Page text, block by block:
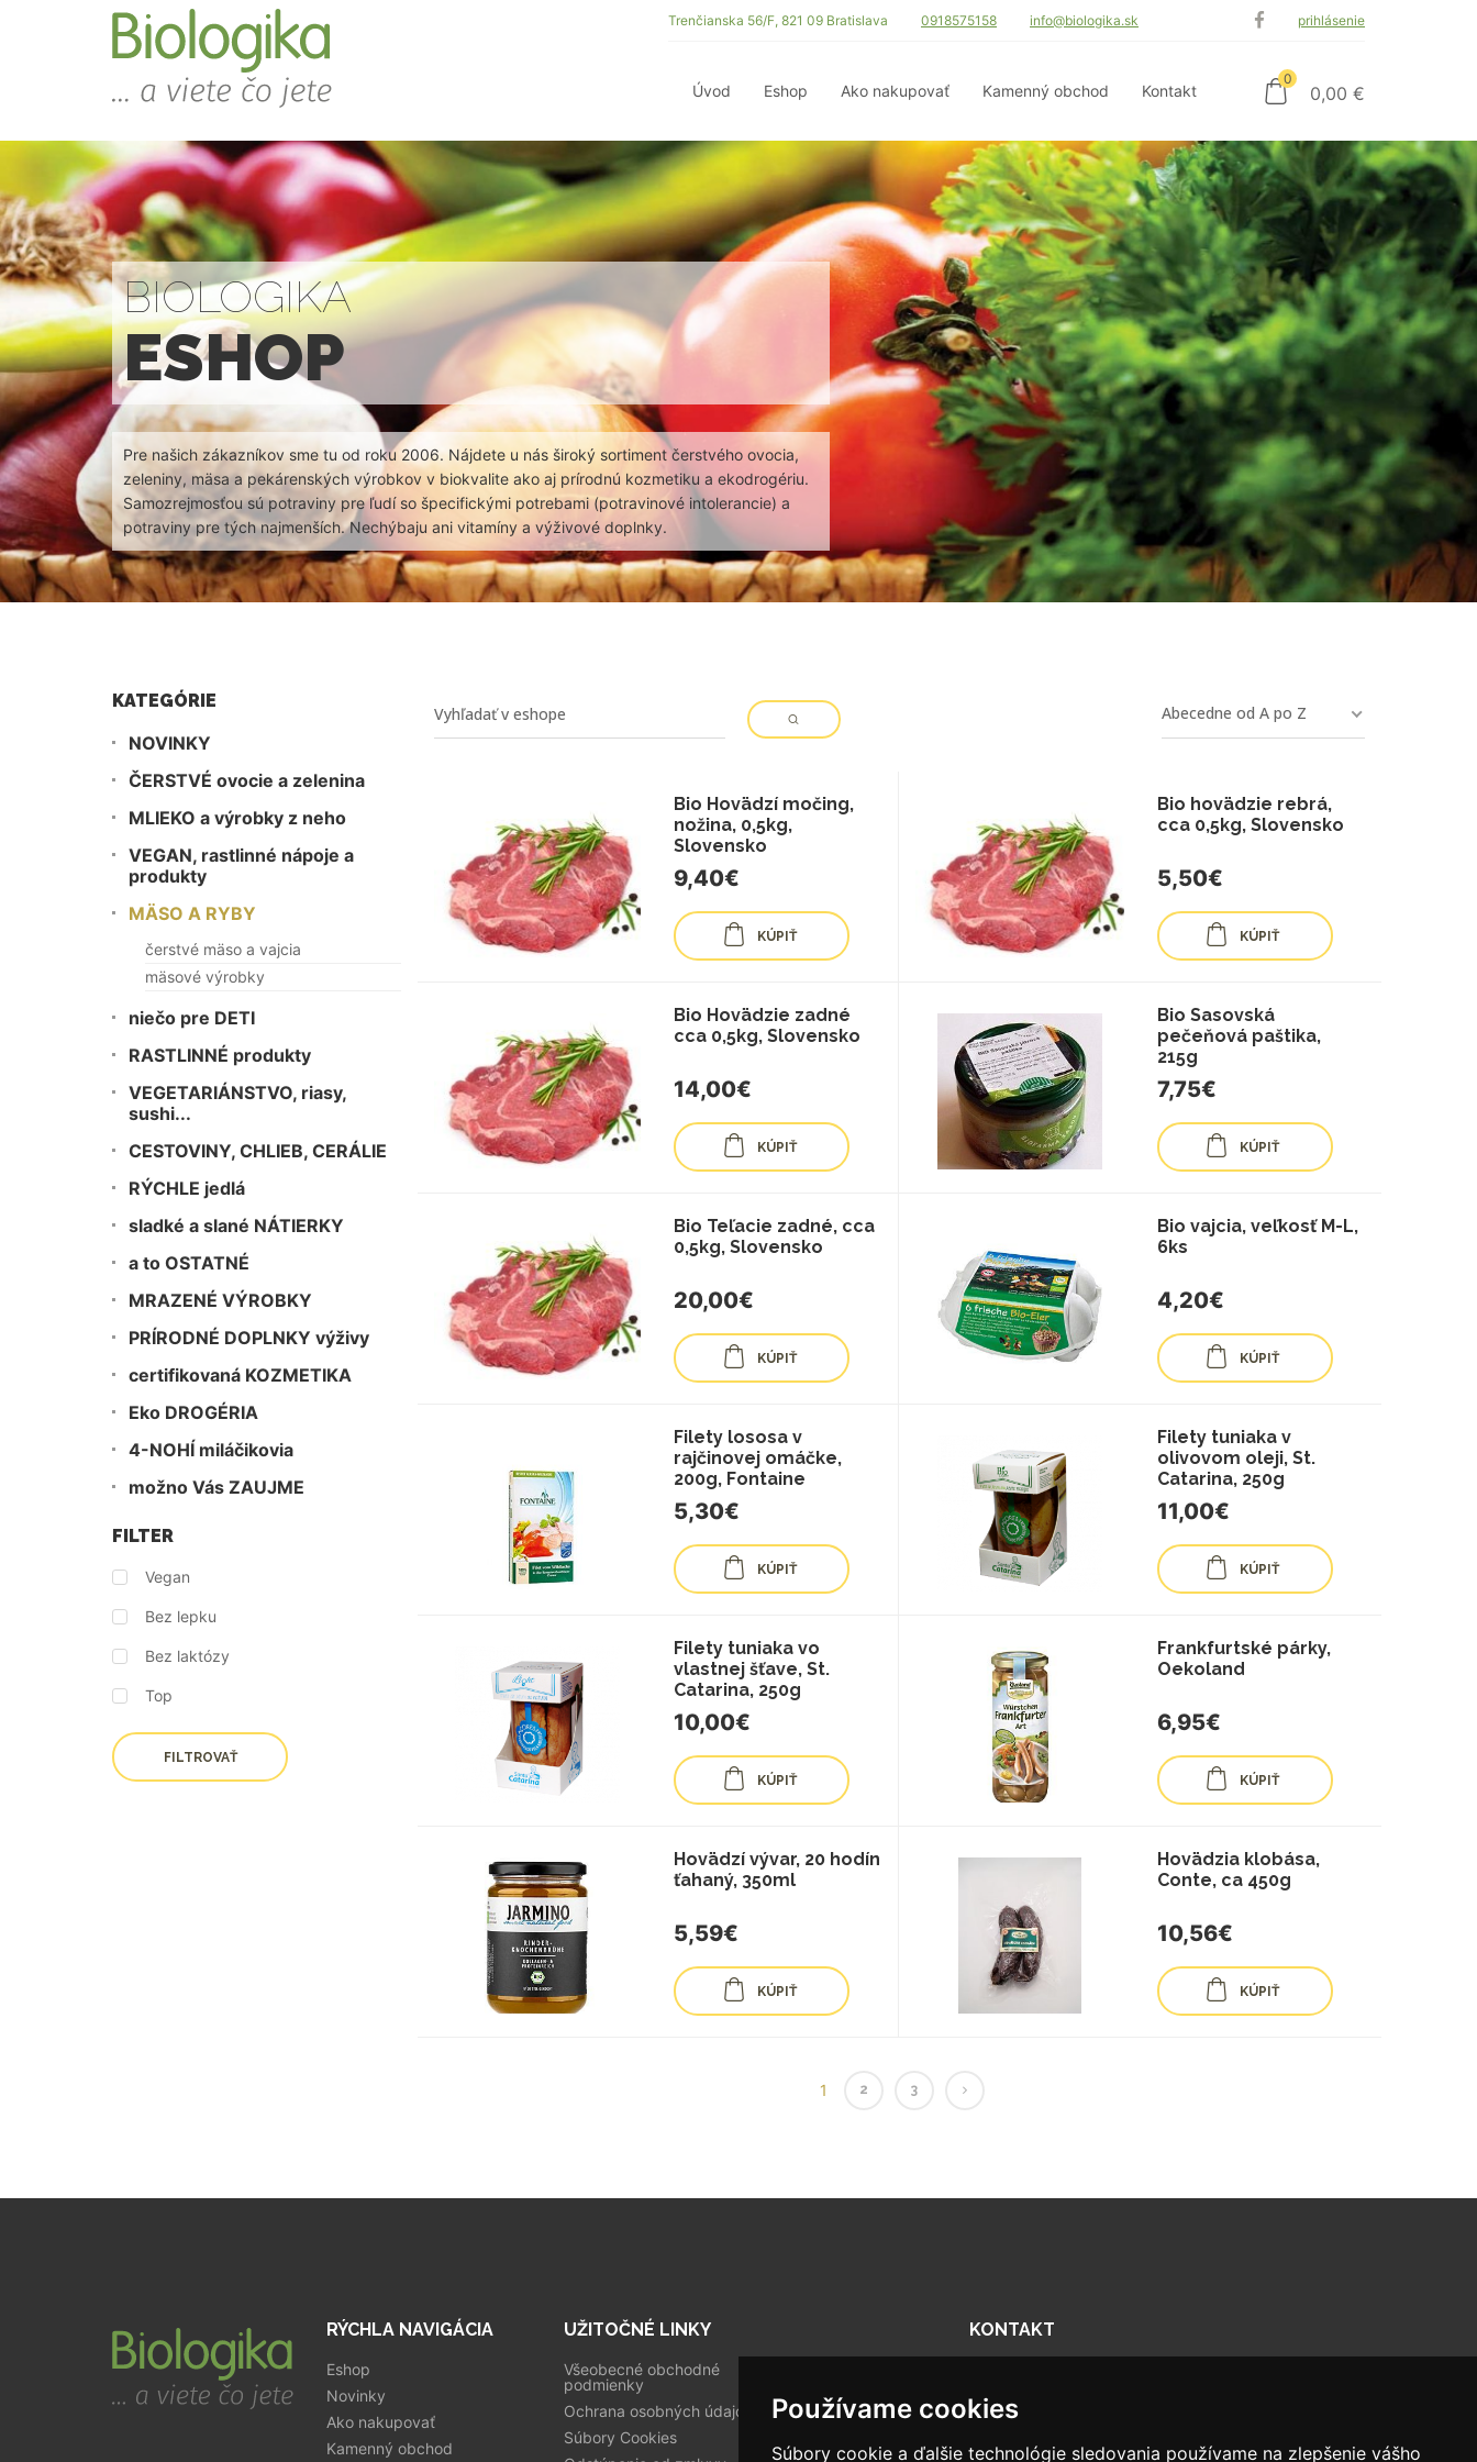
Používame cookies
Súbory cookie a ďalšie technológie sledovania používame na zlepšenie vášho
Úvod Eshop Ako nakupovať Kamenný obchod Kontakt
0
0,00 €
Trenčianska 56/F, 821 09 Bratislava 0918575158 info@biologika.sk prihlásenie
BIOLOGIKA
ESHOP
Pre našich zákazníkov sme tu od roku 2006. Nájdete u nás široký sortiment čerstvého ovocia,
zeleniny, mäsa a pekárenských výrobkov v biokvalite ako aj prírodnú kozmetiku a ekodrogériu.
Samozrejmosťou sú potraviny pre ľudí so špecifickými potrebami (potravinové intolerancie) a
potraviny pre tých najmenších. Nechýbaju ani vitamíny a výživové doplnky.
KATEGÓRIE
NOVINKY
ČERSTVÉ ovocie a zelenina
MLIEKO a výrobky z neho
VEGAN, rastlinné nápoje a
produkty
MÄSO A RYBY
čerstvé mäso a vajcia
mäsové výrobky
niečo pre DETI
RASTLINNÉ produkty
VEGETARIÁNSTVO, riasy,
sushi...
CESTOVINY, CHLIEB, CERÁLIE
RÝCHLE jedlá
sladké a slané NÁTIERKY
a to OSTATNÉ
MRAZENÉ VÝROBKY
PRÍRODNÉ DOPLNKY výživy
certifikovaná KOZMETIKA
Eko DROGÉRIA
4-NOHÍ miláčikovia
možno Vás ZAUJME
FILTER
Vegan
Bez lepku
Bez laktózy
Top
FILTROVAŤ
Abecedne od A po Z
Bio Hovädzí močing,
nožina, 0,5kg,
Slovensko
9,40€
KÚPIŤ
Bio hovädzie rebrá,
cca 0,5kg, Slovensko
5,50€
KÚPIŤ
Bio Hovädzie zadné
cca 0,5kg, Slovensko
14,00€
KÚPIŤ
Bio Sasovská
pečeňová paštika,
215g
7,75€
KÚPIŤ
Bio Teľacie zadné, cca
0,5kg, Slovensko
20,00€
KÚPIŤ
Bio vajcia, veľkosť M-L,
6ks
4,20€
KÚPIŤ
Filety lososa v
rajčinovej omáčke,
200g, Fontaine
5,30€
KÚPIŤ
Filety tuniaka v
olivovom oleji, St.
Catarina, 250g
11,00€
KÚPIŤ
Filety tuniaka vo
vlastnej šťave, St.
Catarina, 250g
10,00€
KÚPIŤ
Frankfurtské párky,
Oekoland
6,95€
KÚPIŤ
Hovädzí vývar, 20 hodín
ťahaný, 350ml
5,59€
KÚPIŤ
Hovädzia klobása,
Conte, ca 450g
10,56€
KÚPIŤ
1 2 3
RÝCHLA NAVIGÁCIA
Eshop
Novinky
Ako nakupovať
Kamenný obchod
UŽITOČNÉ LINKY
Všeobecné obchodné
podmienky
Ochrana osobných údajov
Súbory Cookies
KONTAKT
0918575158
info@biologika.sk